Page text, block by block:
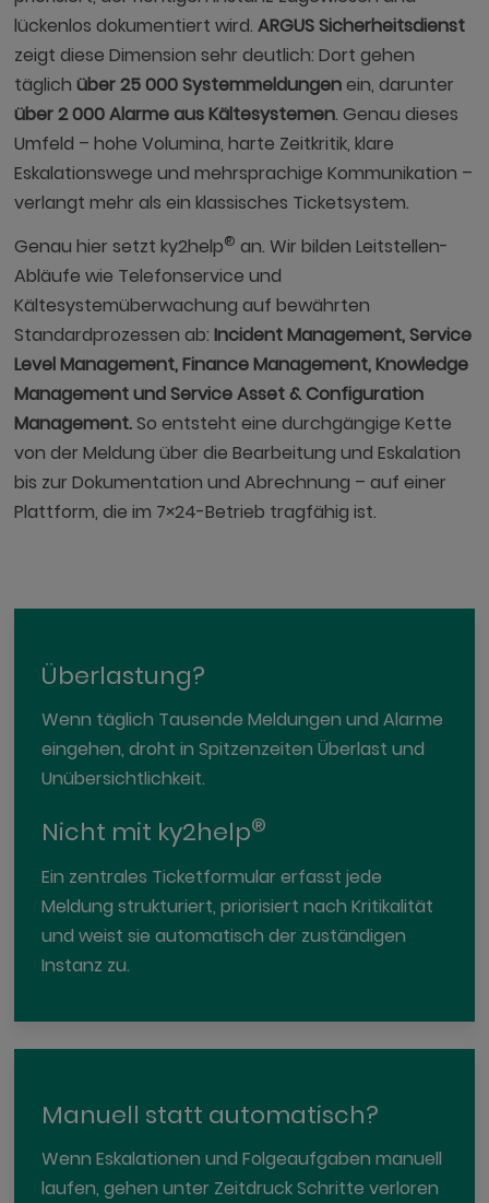
lückenlos dokumentiert wird. ARGUS Sicherheitsdienst
zeigt diese Dimension sehr deutlich: Dort gehen
täglich über 25 000 Systemmeldungenein, darunter
über 2 000 Alarme aus Kältesystemen. Genau dieses
Umfeld – hohe Volumina, harte Zeitkritik, klare
Eskalationswege und mehrsprachige Kommunikation –
verlangt mehr als ein klassisches Ticketsystem.
Genau hier setzt ky2help® an. Wir bilden Leitstellen-
Abläufe wie Telefonservice und
Kältesystemüberwachung auf bewährten
Standardprozessen ab: Incident Management, Service
Level Management, Finance Management, Knowledge
Management und Service Asset & Configuration
Management.So entsteht eine durchgängige Kette
von der Meldung über die Bearbeitung und Eskalation
bis zur Dokumentation und Abrechnung – auf einer
Plattform, die im 7×24-Betrieb tragfähig ist.
Überlastung?
Wenn täglich Tausende Meldungen und Alarme
eingehen, droht in Spitzenzeiten Überlast und
Unübersichtlichkeit.
Nicht mit ky2help®
Ein zentrales Ticketformular erfasst jede
Meldung strukturiert, priorisiert nach Kritikalität
und weist sie automatisch der zuständigen
Instanz zu.
Manuell statt automatisch?
Wenn Eskalationen und Folgeaufgaben manuell
laufen, gehen unter Zeitdruck Schritte verloren